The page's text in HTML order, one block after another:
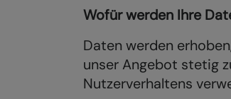
Wofür werden Ihre
Daten werden
unser Angebot stetig
Nutzerverhaltens